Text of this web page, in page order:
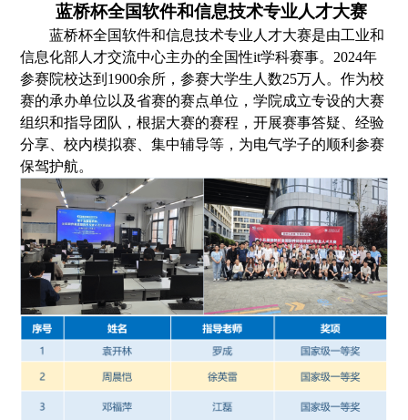
蓝桥杯全国软件和信息技术专业人才大赛
蓝桥杯全国软件和信息技术专业人才大赛是由工业和
信息化部人才交流中心主办的全国性it学科赛事。2024年
参赛院校达到1900余所，参赛大学生人数25万人。作为校
赛的承办单位以及省赛的赛点单位，学院成立专设的大赛
组织和指导团队，根据大赛的赛程，开展赛事答疑、经验
分享、校内模拟赛、集中辅导等，为电气学子的顺利参赛
保驾护航。